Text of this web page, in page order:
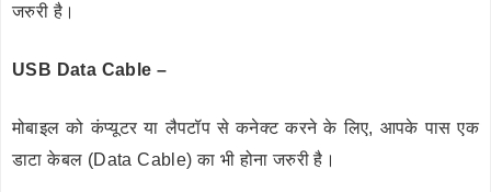
जरुरी है।
USB Data Cable –
मोबाइल को कंप्यूटर या लैपटॉप से कनेक्ट करने के लिए, आपके पास एक
डाटा केबल (Data Cable) का भी होना जरुरी है।